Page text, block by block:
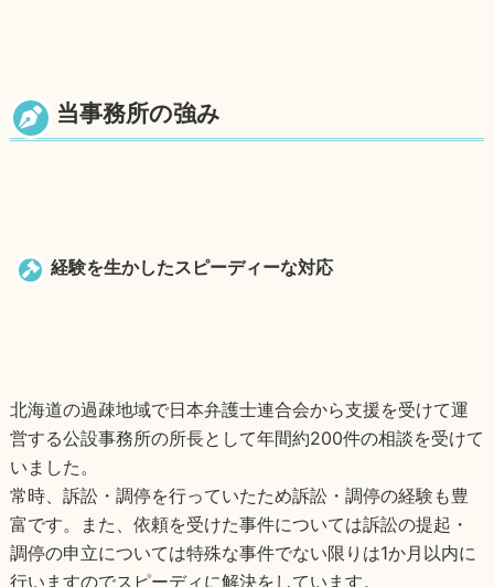
当事務所の強み
経験を生かしたスピーディーな対応
北海道の過疎地域で日本弁護士連合会から支援を受けて運
営する公設事務所の所長として年間約200件の相談を受けて
いました。
常時、訴訟・調停を行っていたため訴訟・調停の経験も豊
富です。また、依頼を受けた事件については訴訟の提起・
調停の申立については特殊な事件でない限りは1か月以内に
行いますのでスピーディに解決をしています。